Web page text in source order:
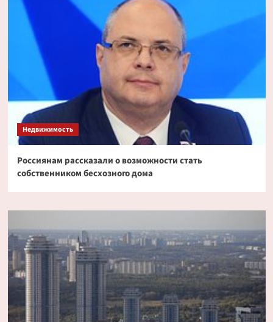
Недвижимость
Россиянам рассказали о возможности стать
собственником бесхозного дома